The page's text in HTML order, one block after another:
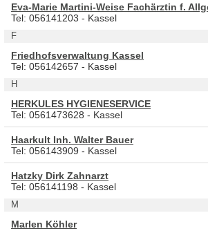
Eva-Marie Martini-Weise Fachärztin f.
Tel: 056141203 - Kassel
F
Friedhofsverwaltung Kassel
Tel: 056142657 - Kassel
H
HERKULES HYGIENESERVICE
Tel: 0561473628 - Kassel
Haarkult Inh. Walter Bauer
Tel: 056143909 - Kassel
Hatzky Dirk Zahnarzt
Tel: 056141198 - Kassel
M
Marlen Köhler